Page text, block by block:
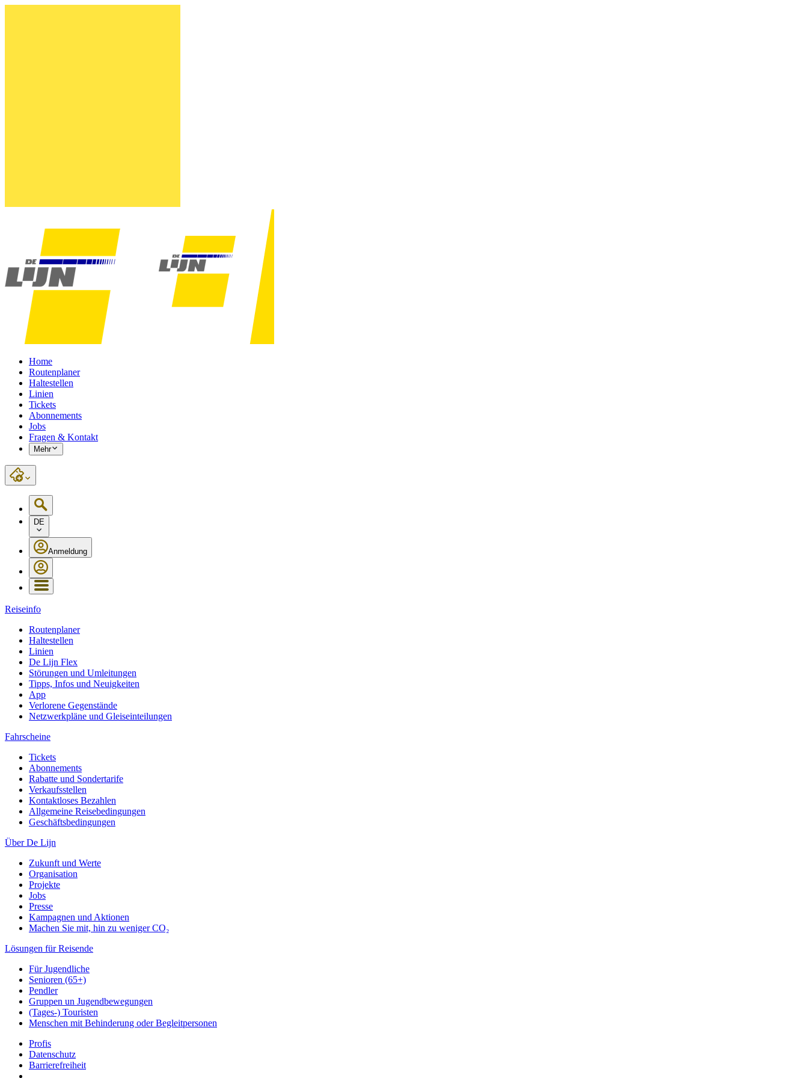
Home
Routenplaner
Haltestellen
Linien
Tickets
Abonnements
Jobs
Fragen & Kontakt
Mehr
DE
Anmeldung
Reiseinfo
Routenplaner
Haltestellen
Linien
De Lijn Flex
Störungen und Umleitungen
Tipps, Infos und Neuigkeiten
App
Verlorene Gegenstände
Netzwerkpläne und Gleiseinteilungen
Fahrscheine
Tickets
Abonnements
Rabatte und Sondertarife
Verkaufsstellen
Kontaktloses Bezahlen
Allgemeine Reisebedingungen
Geschäftsbedingungen
Über De Lijn
Zukunft und Werte
Organisation
Projekte
Jobs
Presse
Kampagnen und Aktionen
Machen Sie mit, hin zu weniger CO₂
Lösungen für Reisende
Für Jugendliche
Senioren (65+)
Pendler
Gruppen un Jugendbewegungen
(Tages-) Touristen
Menschen mit Behinderung oder Begleitpersonen
Profis
Datenschutz
Barrierefreiheit